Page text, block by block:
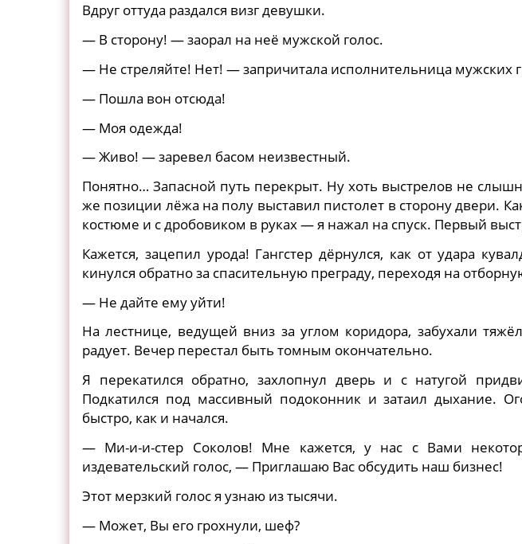
Вдруг оттуда раздался визг девушки.
— В сторону! — заорал на неё мужской голос.
— Не стреляйте! Нет! — запричитала исполнительница мужских
— Пошла вон отсюда!
— Моя одежда!
— Живо! — заревел басом неизвестный.
Понятно… Запасной путь перекрыт. Ну хоть выстрелов не
же позиции лёжа на полу выставил пистолет в сторону двери.
костюме и с дробовиком в руках — я нажал на спуск. Первый
Кажется, зацепил урода! Гангстер дёрнулся, как от удара
кинулся обратно за спасительную преграду, переходя на
— Не дайте ему уйти!
На лестнице, ведущей вниз за углом коридора, забухали
радует. Вечер перестал быть томным окончательно.
Я перекатился обратно, захлопнул дверь и с натугой
Подкатился под массивный подоконник и затаил дыхание.
быстро, как и начался.
— Ми-и-и-стер Соколов! Мне кажется, у нас с Вами
издевательский голос, — Приглашаю Вас обсудить наш бизнес!
Этот мерзкий голос я узнаю из тысячи.
— Может, Вы его грохнули, шеф?